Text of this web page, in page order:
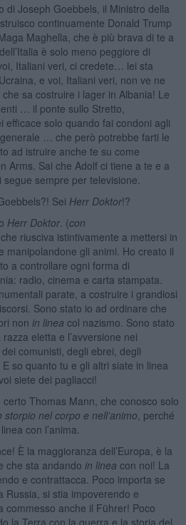
di Joseph Goebbels, il Ministro della
continuamente Donald Trump
Maghella, che è più brava di te a
è solo meno peggiore di
Italiani veri, ci credete… lei sta
e voi, Italiani veri, non ve ne
sa costruire i lager in Albania! Le
… il ponte sullo Stretto,
efficace solo quando fai condoni agli
… che però potrebbe farti le
ad istruire anche te su come
Arms. Sai che Adolf ci tiene a te e a
sempre per televisione.
Sei Herr Doktor!?
Herr Doktor. (con
riusciva istintivamente a mettersi in
manipolandone gli animi. Ho creato il
a controllare ogni forma di
radio, cinema e carta stampata.
parate, a costruire i grandiosi
Sono stato io ad ordinare che
non in linea col nazismo. Sono stato
eletta e l’avversione nei
comunisti, degli ebrei, degli
so quanto tu e gli altri siate in linea
siete dei pagliacci!
Thomas Mann, che conosco solo
storpio nel corpo e nell’animo , perché
con l’anima.
È la maggioranza dell’Europa, è la
che sta andando in linea con noi! La
e contrattacca. Poco importa se
Russia, si stia impoverendo e
commesso anche il Führer! Poco
la Terra con la guerra e la storia del